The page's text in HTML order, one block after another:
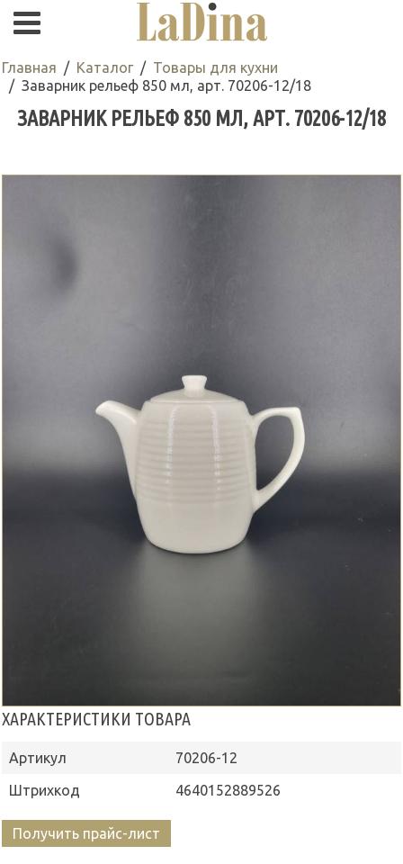
Главная Каталог
Товары для кухни
Заварник рельеф 850 мл, арт. 70206-12/18
ЗАВАРНИК РЕЛЬЕФ 850 МЛ, АРТ. 70206-12/18
ХАРАКТЕРИСТИКИ ТОВАРА
Артикул
70206-12
Штрихкод
4640152889526
Получить прайс-лист